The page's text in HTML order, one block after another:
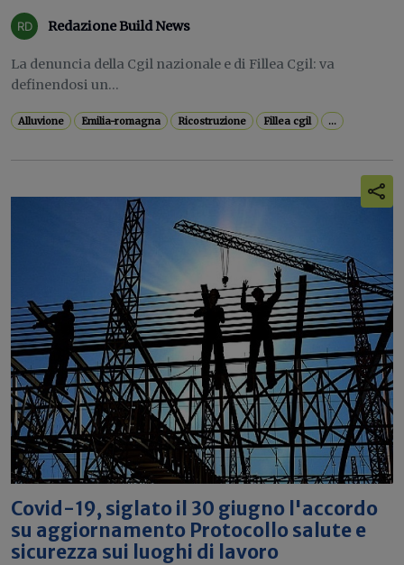
Redazione Build News
La denuncia della Cgil nazionale e di Fillea Cgil: va
definendosi un...
Alluvione Emilia-romagna Ricostruzione Fillea cgil ...
Covid-19, siglato il 30 giugno l'accordo
su aggiornamento Protocollo salute e
sicurezza sui luoghi di lavoro